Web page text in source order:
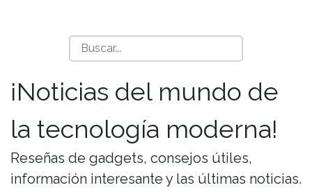
¡Noticias del mundo de
la tecnología moderna!
Reseñas de gadgets, consejos útiles,
información interesante y las últimas noticias.